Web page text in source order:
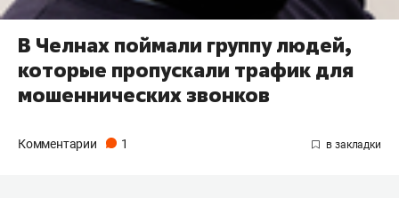
В Челнах поймали группу людей,
которые пропускали трафик для
мошеннических звонков
Комментарии 1